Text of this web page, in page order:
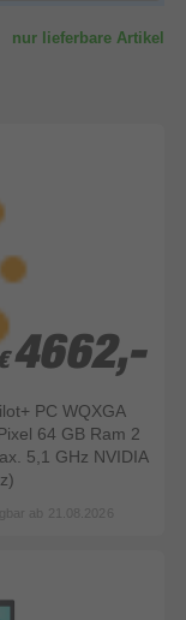
nur lieferbare Artikel
4662,-
4662,-
PC WQXGA
64 GB Ram 2
5,1 GHz NVIDIA
ab